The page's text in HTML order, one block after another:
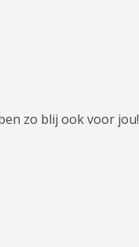
zo blij ook voor jou!